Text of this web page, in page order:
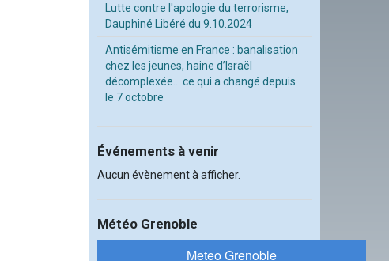
Lutte contre l'apologie du terrorisme,
Dauphiné Libéré du 9.10.2024
Antisémitisme en France : banalisation
chez les jeunes, haine d’Israël
décomplexée… ce qui a changé depuis
le 7 octobre
Événements à venir
Aucun évènement à afficher.
Météo Grenoble